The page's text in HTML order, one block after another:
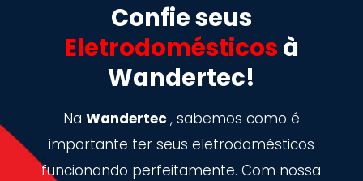
Confie seus
Eletrodomésticos à
Wandertec!
Na Wandertec, sabemos como é
importante ter seus eletrodomésticos
funcionando perfeitamente. Com nossa